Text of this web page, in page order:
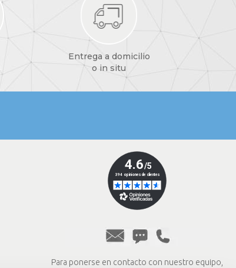
Entrega a domicilio
o in situ
Para ponerse en contacto con nuestro equipo,